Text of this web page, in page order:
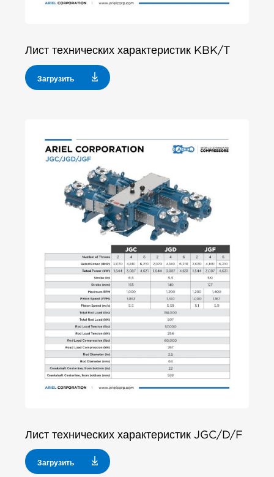
Лист технических характеристик KBK/T
Загрузить
Лист технических характеристик JGC/D/F
Загрузить